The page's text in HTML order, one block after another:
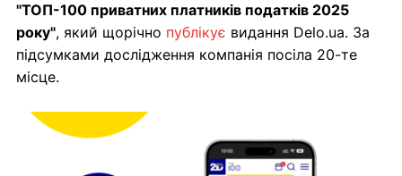
"ТОП-100 приватних платників податків 2025
року", який щорічно публікує видання Delo.ua. За
підсумками дослідження компанія посіла 20-те
місце.